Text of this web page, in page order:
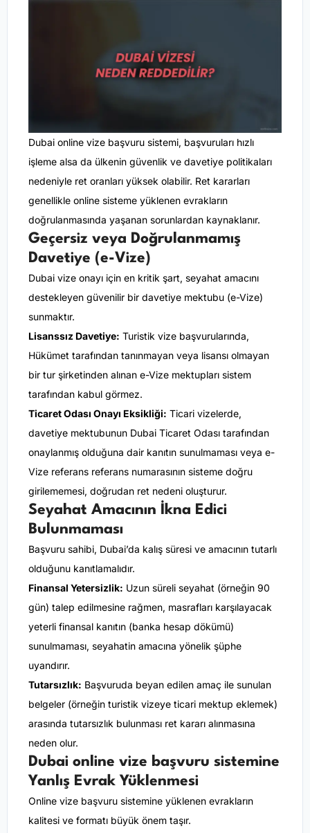
Dubai online vize başvuru sistemi, başvuruları hızlı
işleme alsa da ülkenin güvenlik ve davetiye politikaları
nedeniyle ret oranları yüksek olabilir. Ret kararları
genellikle online sisteme yüklenen evrakların
doğrulanmasında yaşanan sorunlardan kaynaklanır.
Geçersiz veya Doğrulanmamış
Davetiye (e-Vize)
Dubai vize onayı için en kritik şart, seyahat amacını
destekleyen güvenilir bir davetiye mektubu (e-Vize)
sunmaktır.
Lisanssız Davetiye: Turistik vize başvurularında,
Hükümet tarafından tanınmayan veya lisansı olmayan
bir tur şirketinden alınan e-Vize mektupları sistem
tarafından kabul görmez.
Ticaret Odası Onayı Eksikliği: Ticari vizelerde,
davetiye mektubunun Dubai Ticaret Odası tarafından
onaylanmış olduğuna dair kanıtın sunulmaması veya e-
Vize referans referans numarasının sisteme doğru
girilememesi, doğrudan ret nedeni oluşturur.
Seyahat Amacının İkna Edici
Bulunmaması
Başvuru sahibi, Dubai’da kalış süresi ve amacının tutarlı
olduğunu kanıtlamalıdır.
Finansal Yetersizlik: Uzun süreli seyahat (örneğin 90
gün) talep edilmesine rağmen, masrafları karşılayacak
yeterli finansal kanıtın (banka hesap dökümü)
sunulmaması, seyahatin amacına yönelik şüphe
uyandırır.
Tutarsızlık: Başvuruda beyan edilen amaç ile sunulan
belgeler (örneğin turistik vizeye ticari mektup eklemek)
arasında tutarsızlık bulunması ret kararı alınmasına
neden olur.
Dubai online vize başvuru sistemine
Yanlış Evrak Yüklenmesi
Online vize başvuru sistemine yüklenen evrakların
kalitesi ve formatı büyük önem taşır.